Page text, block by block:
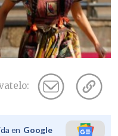
en Google